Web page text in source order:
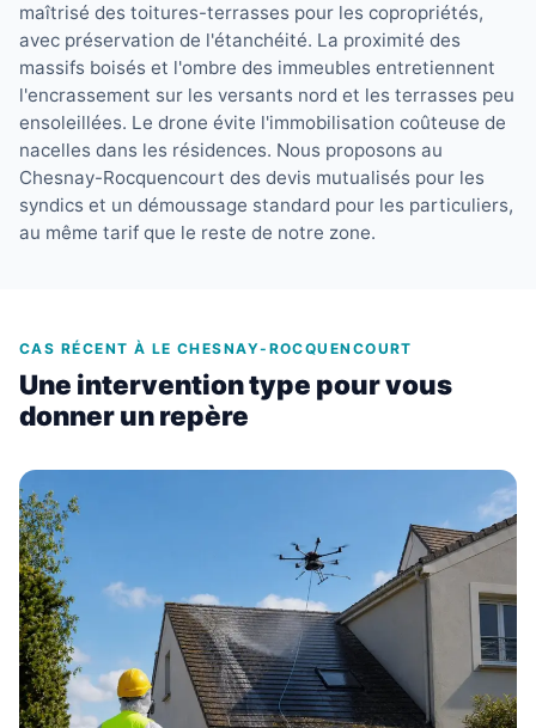
maîtrisé des toitures-terrasses pour les copropriétés,
avec préservation de l'étanchéité. La proximité des
massifs boisés et l'ombre des immeubles entretiennent
l'encrassement sur les versants nord et les terrasses peu
ensoleillées. Le drone évite l'immobilisation coûteuse de
nacelles dans les résidences. Nous proposons au
Chesnay-Rocquencourt des devis mutualisés pour les
syndics et un démoussage standard pour les particuliers,
au même tarif que le reste de notre zone.
CAS RÉCENT À LE CHESNAY-ROCQUENCOURT
Une intervention type pour vous
donner un repère